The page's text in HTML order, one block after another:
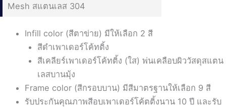
Mesh สแตนเลส 304
Infill color (สีตาข่าย) มีให้เลือก 2 สี
สีดำเพาเดอร์โค้ทติ้ง
สีเคลียร์เพาเดอร์โค้ทติ้ง (ใส) พ่นเคลือบผิววัสดุสแตน
เลสบานมุ้ง
Frame color (สีกรอบบาน) มีสีมาตรฐานให้เลือก 9 สี
รับประกันคุณภาพสีอบเพาเดอร์โค้ตติ้งนาน 10 ปี และรับ